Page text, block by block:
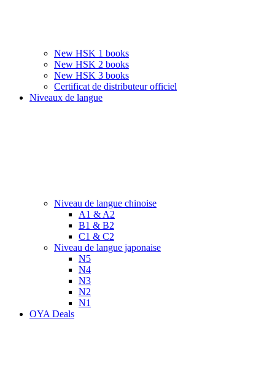
New HSK 1 books
New HSK 2 books
New HSK 3 books
Certificat de distributeur officiel
Niveaux de langue
Niveau de langue chinoise
A1 & A2
B1 & B2
C1 & C2
Niveau de langue japonaise
N5
N4
N3
N2
N1
OYA Deals